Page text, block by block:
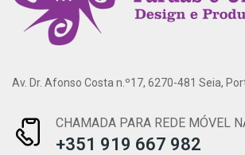
Av. Dr. Afonso Costa n.º17, 6270-481 Seia,
CHAMADA PARA REDE MÓVEL
+351 919 667 982